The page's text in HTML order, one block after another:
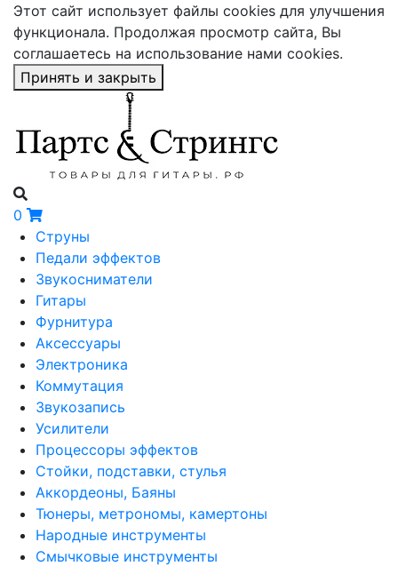
Этот сайт использует файлы cookies для улучшения
функционала. Продолжая просмотр сайта, Вы
соглашаетесь на использование нами cookies.
Принять и закрыть
0
Струны
Педали эффектов
Звукосниматели
Гитары
Фурнитура
Аксессуары
Электроника
Коммутация
Звукозапись
Усилители
Процессоры эффектов
Стойки, подставки, стулья
Аккордеоны, Баяны
Тюнеры, метрономы, камертоны
Народные инструменты
Смычковые инструменты